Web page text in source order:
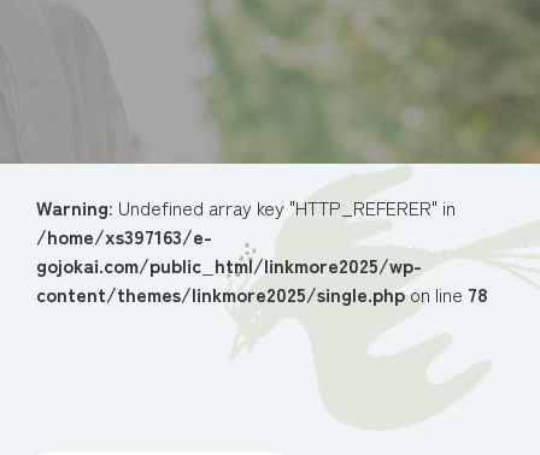
Warning: Undefined array key "HTTP_REFERER" in
/home/xs397163/e-
gojokai.com/public_html/linkmore2025/wp-
content/themes/linkmore2025/single.phpon line 78